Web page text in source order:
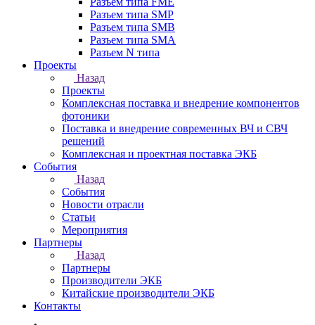
Разъем типа SMP
Разъем типа SMB
Разъем типа SMA
Разъем N типа
Проекты
Назад
Проекты
Комплексная поставка и внедрение компонентов
фотоники
Поставка и внедрение современных ВЧ и СВЧ
решений
Комплексная и проектная поставка ЭКБ
События
Назад
События
Новости отрасли
Статьи
Мероприятия
Партнеры
Назад
Партнеры
Производители ЭКБ
Китайские производители ЭКБ
Контакты